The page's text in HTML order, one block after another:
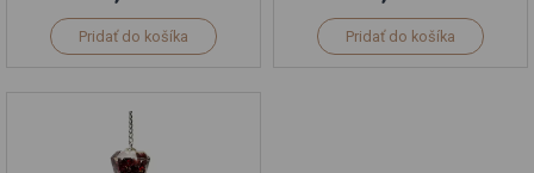
Pridať do košíka Pridať do košíka